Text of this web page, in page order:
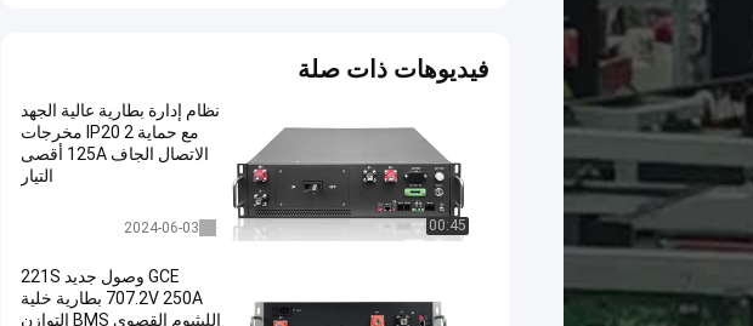
فيديوهات ذات صلة
00:45
نظام إدارة بطارية عالية الجهد
مع حماية IP20 2 مخرجات
الاتصال الجاف 125A أقصى
التيار
نظام إدارة المباني لتخزين الطاقة
2024-06-03
GCE وصول جديد 221S
707.2V 250A بطارية خلية
الليثيوم القصوى BMS التوازن